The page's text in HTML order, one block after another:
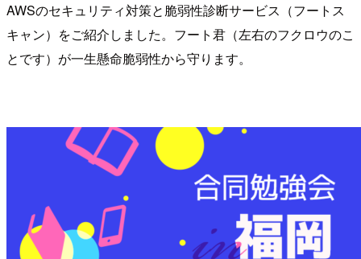
AWSのセキュリティ対策と脆弱性診断サービス（フートス
キャン）をご紹介しました。フート君（左右のフクロウのこ
とです）が一生懸命脆弱性から守ります。